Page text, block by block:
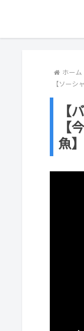
ホーム
【ソーシ
【
【
魚